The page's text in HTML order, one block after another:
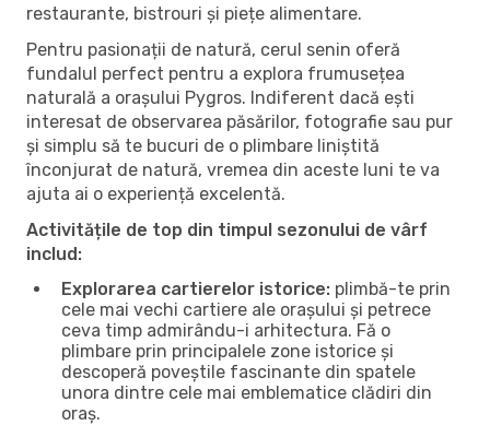
restaurante, bistrouri și piețe alimentare.
Pentru pasionații de natură, cerul senin oferă
fundalul perfect pentru a explora frumusețea
naturală a orașului Pygros. Indiferent dacă ești
interesat de observarea păsărilor, fotografie sau pur
și simplu să te bucuri de o plimbare liniștită
înconjurat de natură, vremea din aceste luni te va
ajuta ai o experiență excelentă.
Activitățile de top din timpul sezonului de vârf
includ:
Explorarea cartierelor istorice: plimbă-te prin
cele mai vechi cartiere ale orașului și petrece
ceva timp admirându-i arhitectura. Fă o
plimbare prin principalele zone istorice și
descoperă poveștile fascinante din spatele
unora dintre cele mai emblematice clădiri din
oraș.